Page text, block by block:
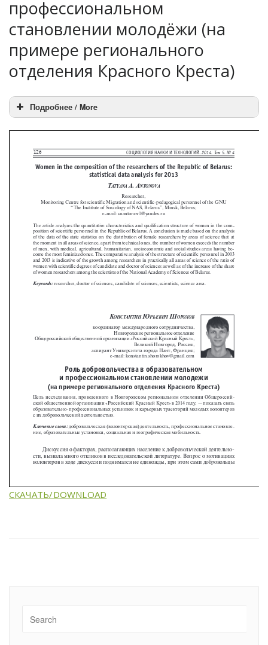
профессиональном
становлении молодёжи (на
примере регионального
отделения Красного Креста)
Подробнее / More
СКАЧАТЬ/DOWNLOAD